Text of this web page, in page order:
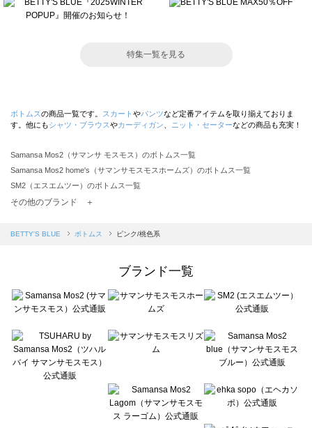
特集一覧を見る
ボトムスの商品一覧です。 スカート やパンツなど定番アイテムを取り揃えておりま
す。他にもシャツ・ブラウスやカーディガン ニット・セーターなどの商品も充実！
Samansa Mos2（サマンサ モスモス）のボトムス一覧
Samansa Mos2 home's（サマンサモスモスホームズ）のボトムス一覧
SM2（エスエムツー）のボトムス一覧
TSUHARU by Samansa Mos2（ツハルバイサマンサモスモス）のボトムス一覧
Samansa Mos2 blue（サマンサモスモス ブルー）のボトムス一覧
sō4ū（ソウフォーユー）のボトムス一覧
Te chichi（テチチ）のボトムス一覧
Te chichi CLASSIC（テチチ クラシック）のボトムス一覧
Lugnoncure（ルノンキュール）のボトムス一覧
BETTY'S BLUE（べティーズブルー）のボトムス一覧
Wpc.（ワールドパーティー）のボトムス一覧
その他のブランド ＋
BETTY'S BLUE ボトムス ピンク/桃色系
ブランド一覧